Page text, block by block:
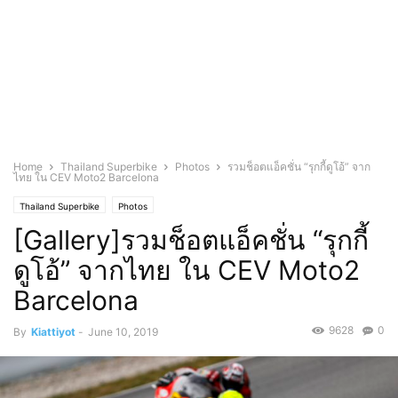
Home Thailand Superbike Photos
รวมช็อตแอ็คชั่น “รุกกี้ดูโอ้” จาก
ไทย ใน CEV Moto2 Barcelona
Thailand Superbike Photos
[Gallery]รวมช็อตแอ็คชั่น “รุกกี้
ดูโอ้” จากไทย ใน CEV Moto2
Barcelona
By Kiattiyot - June 10, 2019 0
9628